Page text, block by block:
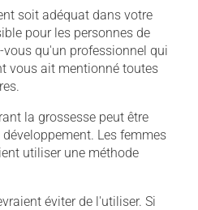
soit adéquat dans votre
pour les personnes de
qu'un professionnel qui
vous ait mentionné toutes
la grossesse peut être
Les femmes
utiliser une méthode
éviter de l'utiliser. Si